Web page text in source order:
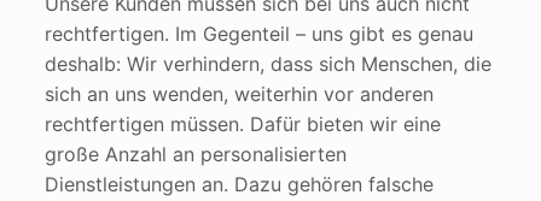
rechtfertigen. Im Gegenteil – uns gibt es genau
deshalb: Wir verhindern, dass sich Menschen, die
sich an uns wenden, weiterhin vor anderen
rechtfertigen müssen. Dafür bieten wir eine
große Anzahl an personalisierten
Dienstleistungen an. Dazu gehören falsche